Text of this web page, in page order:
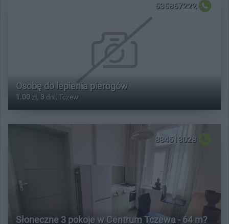
535867222
Osobę do lepienia pierogów
1.00 zł, 3 dni, Tczew
884518028
Słoneczne 3 pokoje w Centrum Tczewa - 64 m?